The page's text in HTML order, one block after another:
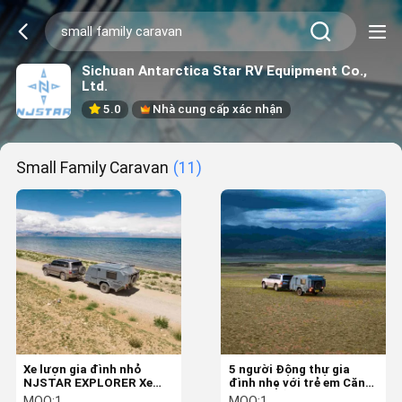
Sichuan Antarctica Star RV Equipment Co.,
Ltd.
5.0 Nhà cung cấp xác nhận
Small Family Caravan (11)
Xe lượn gia đình nhỏ
NJSTAR EXPLORER Xe
lượn ngoài đường với
5 người Động thự gia
đình nhẹ với trẻ em Căn
phòng ngủ cho gia đình